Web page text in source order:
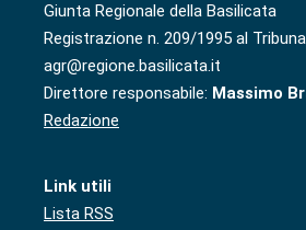
Giunta Regionale della Basilicata
Registrazione n. 209/1995 al
agr@regione.basilicata.it
Direttore responsabile: Massimo
Redazione
Link utili
Lista RSS